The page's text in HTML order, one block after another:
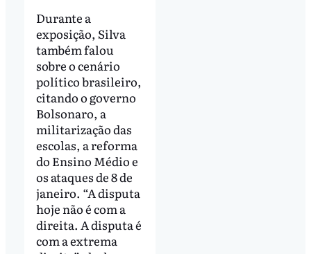
Durante a
exposição, Silva
também falou
sobre o cenário
político brasileiro,
citando o governo
Bolsonaro, a
militarização das
escolas, a reforma
do Ensino Médio e
os ataques de 8 de
janeiro. “A disputa
hoje não é com a
direita. A disputa é
com a extrema